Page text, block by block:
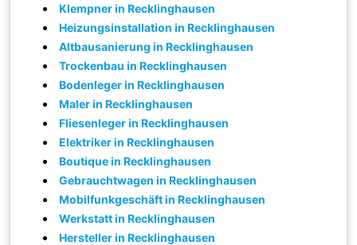
Klempner in Recklinghausen
Heizungsinstallation in Recklinghausen
Altbausanierung in Recklinghausen
Trockenbau in Recklinghausen
Bodenleger in Recklinghausen
Maler in Recklinghausen
Fliesenleger in Recklinghausen
Elektriker in Recklinghausen
Boutique in Recklinghausen
Gebrauchtwagen in Recklinghausen
Mobilfunkgeschäft in Recklinghausen
Werkstatt in Recklinghausen
Hersteller in Recklinghausen